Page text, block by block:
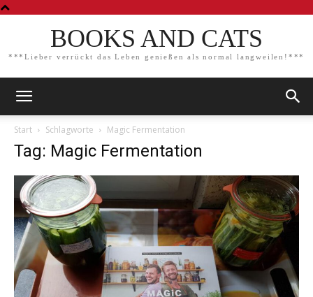
BOOKS AND CATS
***Lieber verrückt das Leben genießen als normal langweilen!***
Start Schlagworte Magic Fermentation
Tag: Magic Fermentation